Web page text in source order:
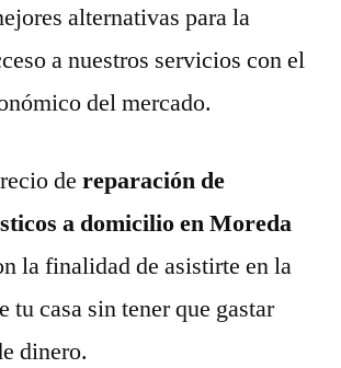
alternativas para la
a nuestros servicios con el
del mercado.
de reparación de
a domicilio en Moreda
la finalidad de asistirte en la
tu casa sin tener que gastar
dinero.